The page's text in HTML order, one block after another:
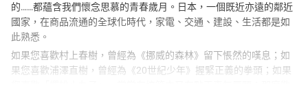
的……都蘊含我們懷念思慕的青春歲月。日本，一個既近亦遠的鄰近
國家，在商品流通的全球化時代，家電、交通、建設、生活都是如
此熟悉。
如果您喜歡村上春樹，曾經為《挪威的森林》留下悵然的嘆息；如
果您喜歡浦澤直樹，曾經為《20世紀少年》握緊正義的拳頭；如果